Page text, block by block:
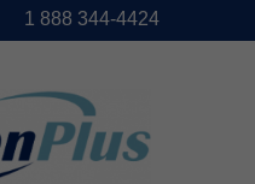
1888344-4424